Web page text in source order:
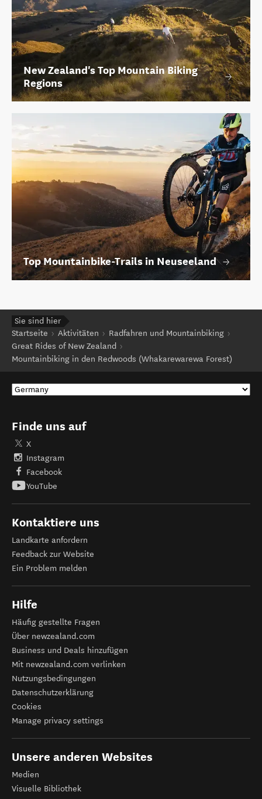
New Zealand's Top Mountain Biking
Regions
Top Mountainbike-Trails in Neuseeland
Sie sind hier
Startseite
Aktivitäten
Radfahren und Mountainbiking
Great Rides of New Zealand
Mountainbiking in den Redwoods (Whakarewarewa Forest)
Finde uns auf
X
Instagram
Facebook
YouTube
Kontaktiere uns
Landkarte anfordern
Feedback zur Website
Ein Problem melden
Hilfe
Häufig gestellte Fragen
Über newzealand.com
Business und Deals hinzufügen
Mit newzealand.com verlinken
Nutzungsbedingungen
Datenschutzerklärung
Cookies
Manage privacy settings
Unsere anderen Websites
Medien
Visuelle Bibliothek